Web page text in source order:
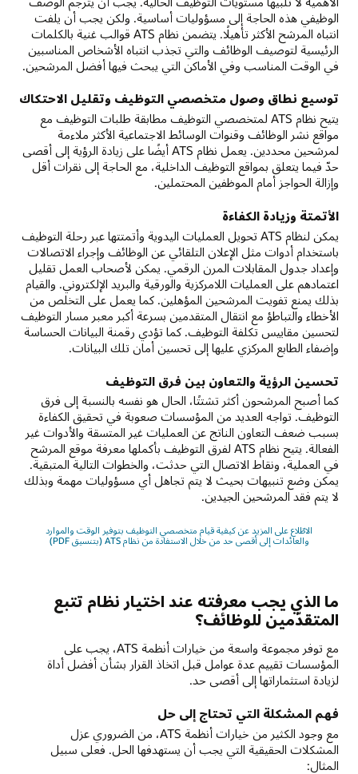
الوظيفي هذه الحاجة إلى مسؤوليات أساسية. ولكن يجب أن يلفت
انتباه المرشح الأكثر تأهيلًا. يتضمن نظام ATS قوالب غنية بالكلمات
الرئيسية لتوصيف الوظائف والتي تجذب انتباه الأشخاص المناسبين
في الوقت المناسب وفي الأماكن التي يبحث فيها أفضل المرشحين.
توسيع نطاق وصول متخصصي التوظيف وتقليل الاحتكاك
يتيح نظام ATS لمتخصصي التوظيف مطابقة طلبات التوظيف مع
مواقع نشر الوظائف وقنوات الوسائط الاجتماعية الأكثر ملاءمة
لمرشحين محددين. يعمل نظام ATS أيضًا على زيادة الرؤية إلى أقصى
حدّ فيما يتعلق بمواقع التوظيف الداخلية، مع الحاجة إلى نقرات أقل
وإزالة الحواجز أمام الموظفين المحتملين.
الأتمتة وزيادة الكفاءة
يمكن لنظام ATS تحويل العمليات اليدوية وأتمتتها عبر رحلة التوظيف
باستخدام أدوات مثل الإعلان التلقائي عن الوظائف وإجراء الاتصالات
وإعداد جدول المقابلات المرن الرقمي. يمكن لأصحاب العمل تقليل
اعتمادهم على العمليات اللامركزية والورقية والبريد الإلكتروني. والقيام
بذلك يمنع تفويت المرشحين المؤهلين. كما يعمل على التخلص من
الأخطاء والتباطؤ مع انتقال المتقدمين بسرعة أكبر معبر مسار التوظيف
لتحسين مقاييس تكلفة التوظيف. كما تؤدي رقمنة البيانات الحساسة
وإضفاء الطابع المركزي عليها إلى تحسين أمان تلك البيانات.
تحسين الرؤية والتعاون بين فرق التوظيف
كما أصبح المرشحون أكثر تشتتًا، الحال هو نفسه بالنسبة إلى فرق
التوظيف. تواجه العديد من المؤسسات صعوبة في تحقيق الكفاءة
بسبب ضعف التعاون الناتج عن العمليات غير المتسقة والأدوات غير
الفعالة. يتيح نظام ATS لفرق التوظيف بأكملها معرفة موقع المرشح
في العملية، ونقاط الاتصال التي حدثت، والخطوات التالية المتبقية.
يمكن وضع تنبيهات بحيث لا يتم تجاهل أي مسؤوليات مهمة وبذلك
لا يتم فقد المرشحين الجيدين.
الاطّلاع على المزيد عن كيفية قيام متخصصي التوظيف بتوفير الوقت والموارد
والعائدات إلى أقصى حد من خلال الاستفادة من نظام ATS (بتنسيق PDF)
ما الذي يجب معرفته عند اختيار نظام تتبع
المتقدّمين للوظائف؟
مع توفر مجموعة واسعة من خيارات أنظمة ATS، يجب على
المؤسسات تقييم عدة عوامل قبل اتخاذ القرار بشأن أفضل أداة
لزيادة استثماراتها إلى أقصى حد.
فهم المشكلة التي تحتاج إلى حل
مع وجود الكثير من خيارات أنظمة ATS، من الضروري عزل
المشكلات الحقيقية التي يجب أن يستهدفها الحل. فعلى سبيل
المثال: